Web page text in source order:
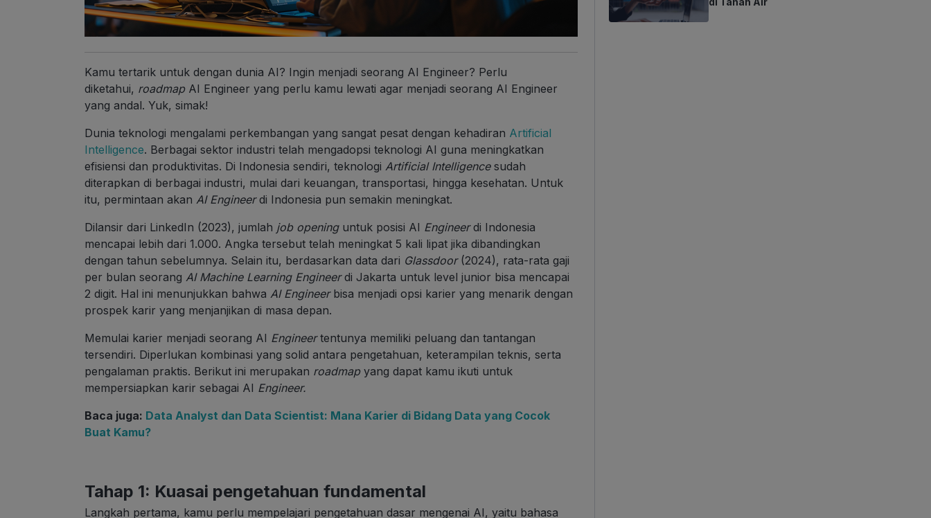
Kamu tertarik untuk dengan dunia AI? Ingin menjadi seorang AI Engineer? Perlu
diketahui, roadmap AI Engineer yang perlu kamu lewati agar menjadi seorang AI Engineer
yang andal. Yuk, simak!
Dunia teknologi mengalami perkembangan yang sangat pesat dengan kehadiran Artificial
Intelligence. Berbagai sektor industri telah mengadopsi teknologi AI guna meningkatkan
efisiensi dan produktivitas. Di Indonesia sendiri, teknologi Artificial Intelligencesudah
diterapkan di berbagai industri, mulai dari keuangan, transportasi, hingga kesehatan. Untuk
itu, permintaan akan AI Engineerdi Indonesia pun semakin meningkat.
Dilansir dari LinkedIn (2023), jumlah job opening untuk posisi AI Engineerdi Indonesia
mencapai lebih dari 1.000. Angka tersebut telah meningkat 5 kali lipat jika dibandingkan
dengan tahun sebelumnya. Selain itu, berdasarkan data dari Glassdoor(2024), rata-rata gaji
per bulan seorang AI Machine Learning Engineerdi Jakarta untuk level junior bisa mencapai
2 digit. Hal ini menunjukkan bahwa AI Engineer bisa menjadi opsi karier yang menarik dengan
prospek karir yang menjanjikan di masa depan.
Memulai karier menjadi seorang AI Engineertentunya memiliki peluang dan tantangan
tersendiri. Diperlukan kombinasi yang solid antara pengetahuan, keterampilan teknis, serta
pengalaman praktis. Berikut ini merupakan roadmap yang dapat kamu ikuti untuk
mempersiapkan karir sebagai AI Engineer.
Baca juga: Data Analyst dan Data Scientist: Mana Karier di Bidang Data yang Cocok
Buat Kamu?
Tahap 1: Kuasai pengetahuan fundamental
Langkah pertama, kamu perlu mempelajari pengetahuan dasar mengenai AI, yaitu bahasa